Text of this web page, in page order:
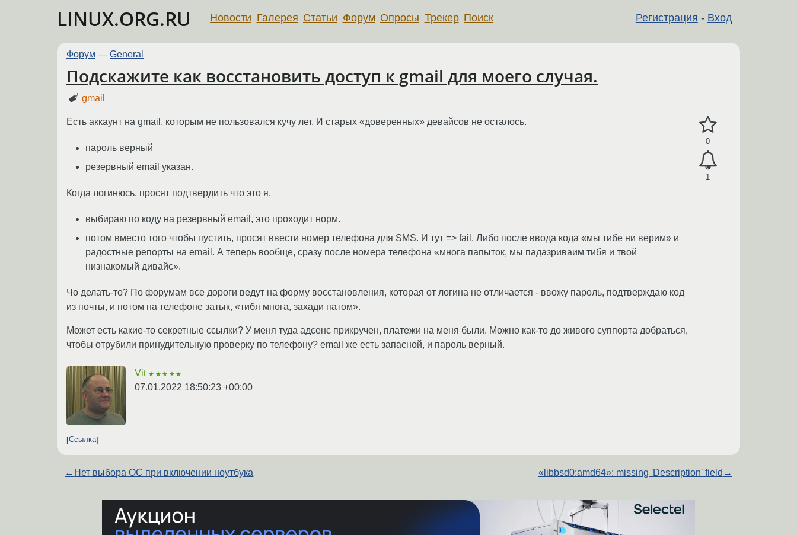
LINUX.ORG.RU Регистрация - Вход
Новости Галерея Статьи Форум Опросы Трекер Поиск
Форум — General
Подскажите как восстановить доступ к gmail для моего случая.
gmail
0
1
Есть аккаунт на gmail, которым не пользовался кучу лет. И старых «доверенных» девайсов не осталось.
пароль верный
резервный email указан.
Когда логинюсь, просят подтвердить что это я.
выбираю по коду на резервный email, это проходит норм.
потом вместо того чтобы пустить, просят ввести номер телефона для SMS. И тут => fail. Либо после ввода кода «мы тибе ни верим» и
радостные репорты на email. А теперь вообще, сразу после номера телефона «многа папыток, мы падазриваим тибя и твой
низнакомый дивайс».
Чо делать-то? По форумам все дороги ведут на форму восстановления, которая от логина не отличается - ввожу пароль, подтверждаю код
из почты, и потом на телефоне затык, «тибя многа, захади патом».
Может есть какие-то секретные ссылки? У меня туда адсенс прикручен, платежи на меня были. Можно как-то до живого суппорта добраться,
чтобы отрубили принудительную проверку по телефону? email же есть запасной, и пароль верный.
Vit ★★★★★
07.01.2022 18:50:23 +00:00
Ссылка
← Нет выбора ОС при включении ноутбука «libbsd0:amd64»: missing 'Description' field →